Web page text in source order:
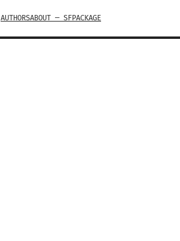
AUTHORSABOUT — SFPACKAGE